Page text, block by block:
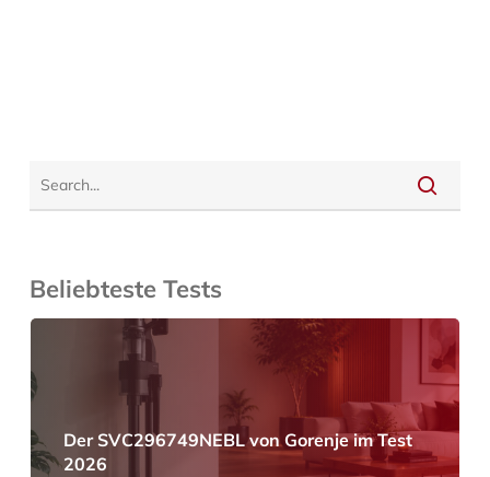
Beliebteste Tests
Der SVC296749NEBL von Gorenje im Test
2026